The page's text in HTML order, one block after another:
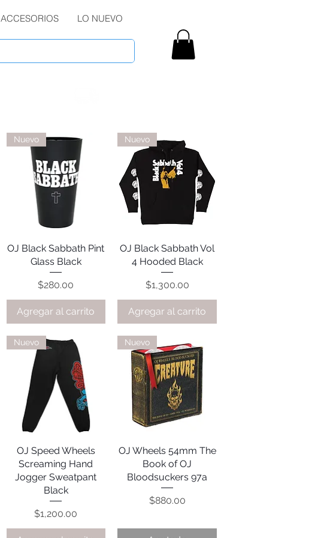
ACCESORIOS LO NUEVO
Vista rápida
Nuevo
OJ Black Sabbath Pint
Glass Black
Precio
$280.00
Agregar al carrito
Vista rápida
Nuevo
OJ Black Sabbath Vol
4 Hooded Black
Precio
$1,300.00
Agregar al carrito
Vista rápida
Nuevo
OJ Speed Wheels
Screaming Hand
Jogger Sweatpant
Black
Precio
$1,200.00
Vista rápida
Nuevo
OJ Wheels 54mm The
Book of OJ
Bloodsuckers 97a
Precio
$880.00